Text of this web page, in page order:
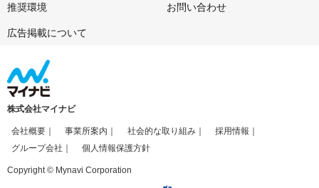
推奨環境 お問い合わせ
広告掲載について
株式会社マイナビ
会社概要 事業所案内 社会的な取り組み
採用情報
グループ会社
個人情報保護方針
Copyright © Mynavi Corporation